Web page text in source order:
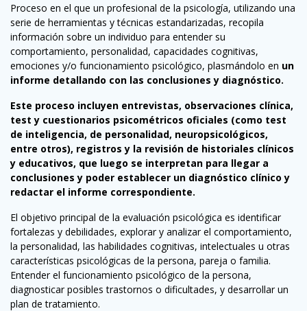
Proceso en el que un profesional de la psicología, utilizando una
serie de herramientas y técnicas estandarizadas, recopila
información sobre un individuo para entender su
comportamiento, personalidad, capacidades cognitivas,
emociones y/o funcionamiento psicológico, plasmándolo en un
informe detallando con las conclusiones y diagnóstico.
Este proceso incluyen entrevistas, observaciones clínica,
test y cuestionarios psicométricos oficiales (como test
de inteligencia, de personalidad, neuropsicológicos,
entre otros), registros y la revisión de historiales clínicos
y educativos, que luego se interpretan para llegar a
conclusiones y poder establecer un diagnóstico clínico y
redactar el informe correspondiente.
El objetivo principal de la evaluación psicológica es identificar
fortalezas y debilidades, explorar y analizar el comportamiento,
la personalidad, las habilidades cognitivas, intelectuales u otras
características psicológicas de la persona, pareja o familia.
Entender el funcionamiento psicológico de la persona,
diagnosticar posibles trastornos o dificultades, y desarrollar un
plan de tratamiento.